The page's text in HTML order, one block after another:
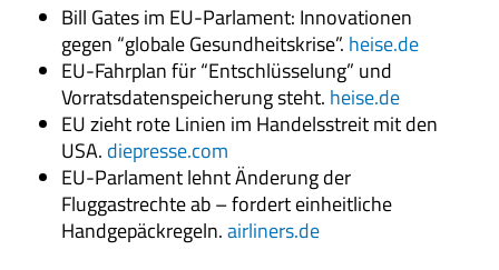
Bill Gates im EU-Parlament: Innovationen
gegen “globale Gesundheitskrise”. heise.de
EU-Fahrplan für “Entschlüsselung” und
Vorratsdatenspeicherung steht. heise.de
EU zieht rote Linien im Handelsstreit mit den
USA. diepresse.com
EU-Parlament lehnt Änderung der
Fluggastrechte ab – fordert einheitliche
Handgepäckregeln.airliners.de